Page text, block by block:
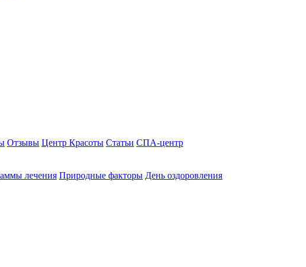
Отзывы Центр Красоты Статьи СПА-центр
лечения Природные факторы День оздоровления